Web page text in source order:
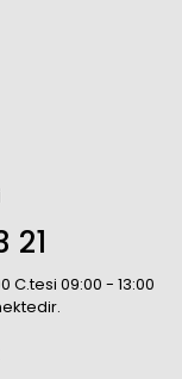
21
C.tesi 09:00 - 13:00